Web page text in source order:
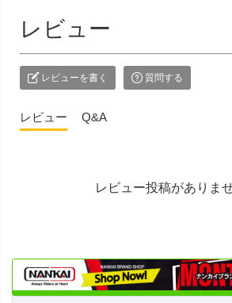
レビュー
レビューを書く 質問する
レビュー Q&A
レビュー投稿がありませ